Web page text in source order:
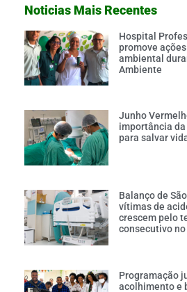
Noticias Mais Recentes
Hospital
promove
ambiental
Ambiente
Junho
importância
para salvar
Balanço de
vítimas de
crescem pelo
consecutivo no
Programação
acolhimento e